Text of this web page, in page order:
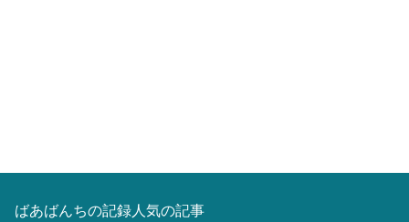
ばあばんちの記録人気の記事